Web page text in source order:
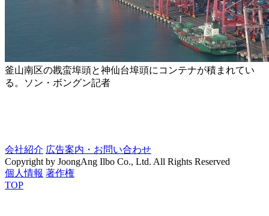
釜山南区の戡蛮埠頭と神仙台埠頭にコンテナが積まれてい
る。ソン・ボングン記者
会社紹介 広告案内・お問い合わせ
Copyright by JoongAng Ilbo Co., Ltd. All Rights Reserved
個人情報 著作権
TOP